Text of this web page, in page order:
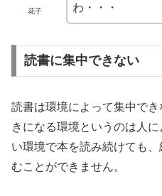
花子
わ・・・
読書に集中できない
読書は環境によって集中で
きになる環境というのは人
い環境で本を読み続けても
むことができません。